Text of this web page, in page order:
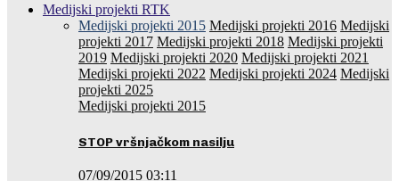
Medijski projekti RTK
Medijski projekti 2015 Medijski projekti 2016 Medijski
projekti 2017 Medijski projekti 2018 Medijski projekti
2019 Medijski projekti 2020 Medijski projekti 2021
Medijski projekti 2022 Medijski projekti 2024 Medijski
projekti 2025
Medijski projekti 2015
STOP vršnjačkom nasilju
07/09/2015 03:11